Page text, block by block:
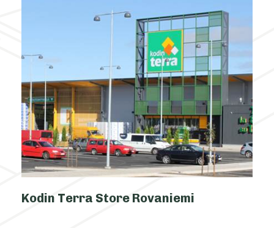
Kodin Terra Store Rovaniemi